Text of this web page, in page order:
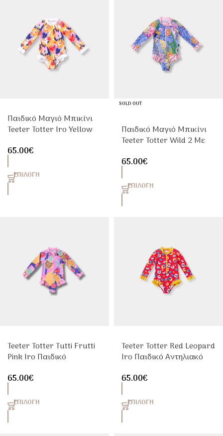
Παιδικό Μαγιό Μπικίνι
Teeter Totter Iro Yellow
65.00€
ΕΠΙΛΟΓΉ
SOLD OUT
Παιδικό Μαγιό Μπικίνι
Teeter Totter Wild 2 Με
65.00€
ΕΠΙΛΟΓΉ
Teeter Totter Tutti Frutti
Pink Iro Παιδικό
Μαγιό Κορίτσι UPF50+
65.00€
ΕΠΙΛΟΓΉ
Teeter Totter Red Leopard
Iro Παιδικό Αντηλιακό
UPF50+
65.00€
ΕΠΙΛΟΓΉ